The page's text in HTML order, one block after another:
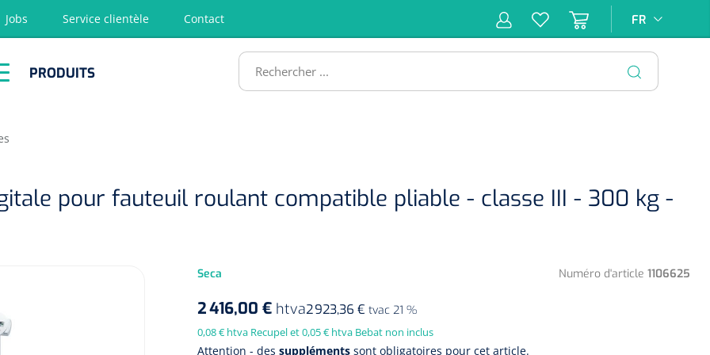
Jobs Service clientèle Contact FR
PRODUITS
pour fauteuil roulant compatible pliable - classe III - 300 kg -
Seca Numéro d'article 1106625
2 416,00 € htva2 923,36 € tvac 21 %
0,08 € htva Recupel et 0,05 € htva Bebat non inclus
Attention - des suppléments sont obligatoires pour cet article.